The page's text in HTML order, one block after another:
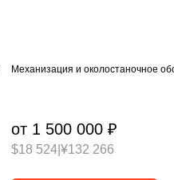
Механизация и околостаночное
от 1 500 000 ₽
$18 524 ¥132 266